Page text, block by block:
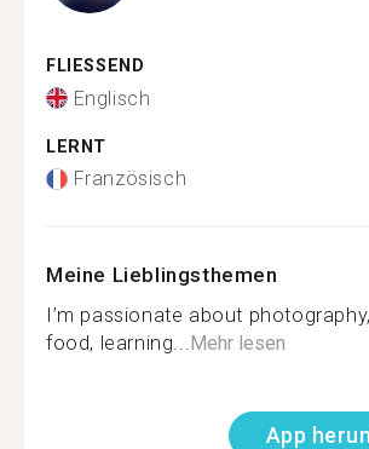
FLIESSEND
Englisch
LERNT
Französisch
Meine Lieblingsthemen
I’m passionate about
food, learning...Mehr lesen
App